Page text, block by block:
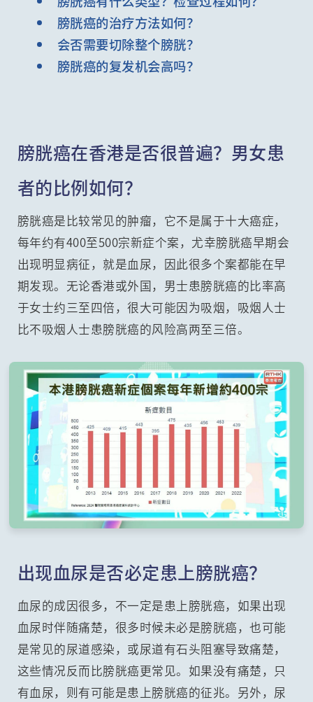
膀胱癌的治疗方法如何？
会否需要切除整个膀胱？
膀胱癌的复发机会高吗？
膀胱癌在香港是否很普遍？男女患
者的比例如何？
膀胱癌是比较常见的肿瘤，它不是属于十大癌症，
每年约有400至500宗新症个案，尤幸膀胱癌早期会
出现明显病征，就是血尿，因此很多个案都能在早
期发现。无论香港或外国，男士患膀胱癌的比率高
于女士约三至四倍，很大可能因为吸烟，吸烟人士
比不吸烟人士患膀胱癌的风险高两至三倍。
出现血尿是否必定患上膀胱癌？
血尿的成因很多，不一定是患上膀胱癌，如果出现
血尿时伴随痛楚，很多时候未必是膀胱癌，也可能
是常见的尿道感染，或尿道有石头阻塞导致痛楚，
这些情况反而比膀胱癌更常见。如果没有痛楚，只
有血尿，则有可能是患上膀胱癌的征兆。另外，尿